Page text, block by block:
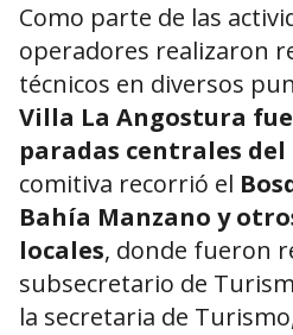
Como parte de las
operadores realizaron
técnicos en diversos
Villa La Angostura
paradas centrales
comitiva recorrió el
Bahía Manzano y
locales, donde fueron
subsecretario de
la secretaria de